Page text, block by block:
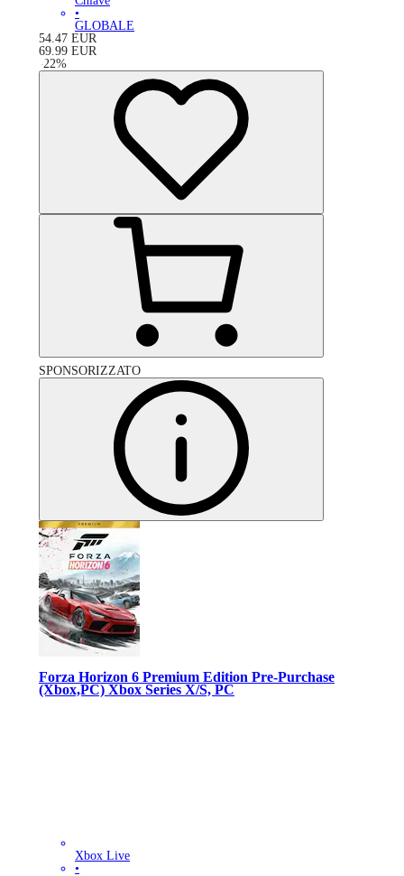
•
GLOBALE
54.47 EUR
69.99 EUR
-22%
SPONSORIZZATO
Forza Horizon 6 Premium Edition Pre-Purchase
(Xbox,PC) Xbox Series X/S, PC
Xbox Live
•